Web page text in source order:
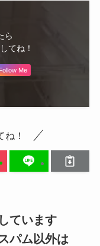
ら
てね！
Me
ね！
ています
パム以外は